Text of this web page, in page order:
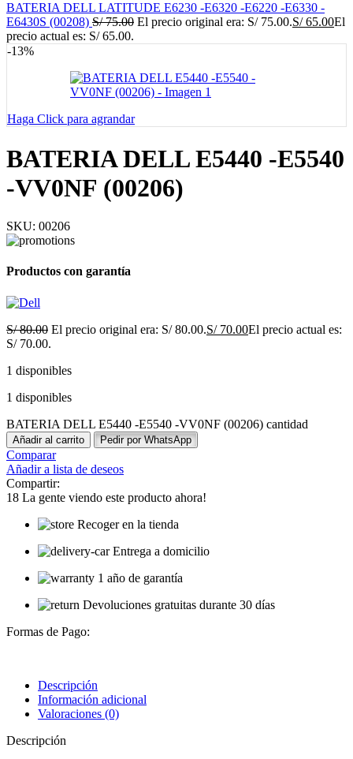
BATERIA DELL LATITUDE E6230 -E6320 -E6220 -E6330 -
E6430S (00208) S/75.00 El precio original era: S/ 75.00.S/65.00El
precio actual es: S/ 65.00.
-13%
Haga Click para agrandar
BATERIA DELL E5440 -E5540
-VV0NF (00206)
SKU: 00206
Productos con garantía
S/80.00 El precio original era: S/ 80.00.S/70.00El precio actual es:
S/ 70.00.
1 disponibles
1 disponibles
BATERIA DELL E5440 -E5540 -VV0NF (00206) cantidad
Añadir al carrito Pedir por WhatsApp
Comparar
Añadir a lista de deseos
Compartir:
18 La gente viendo este producto ahora!
Recoger en la tienda
Entrega a domicilio
1 año de garantía
Devoluciones gratuitas durante 30 días
Formas de Pago:
Descripción
Información adicional
Valoraciones (0)
Descripción